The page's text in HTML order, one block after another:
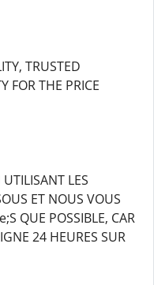
TRUSTED
FOR THE PRICE
LES
ET NOUS VOUS
QUE POSSIBLE, CAR
24 HEURES SUR